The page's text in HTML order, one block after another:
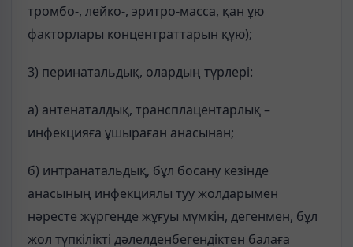
тромбо-, лейко-, эритро-масса, қан ұю
факторлары концентраттарын құю);
3) перинатальдық, олардың түрлері:
а) антенаталдық, трансплацентарлық –
инфекцияға ұшыраған анасынан;
б) интранатальдық, бұл босану кезінде
анасының инфекциялы туу жолдарымен
нәресте жүргенде жұғуы мүмкін, дегенмен, бұл
жол түпкілікті дәлелденбегендіктен балаға